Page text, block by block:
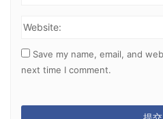
Website:
Save my name, email, and
next time I comment.